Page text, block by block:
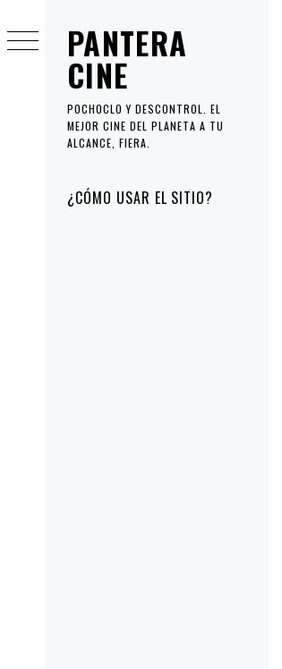
PANTERA
CINE
POCHOCLO Y DESCONTROL. EL
MEJOR CINE DEL PLANETA A TU
ALCANCE, FIERA.
principal
¿CÓMO USAR EL SITIO?
al
contenido